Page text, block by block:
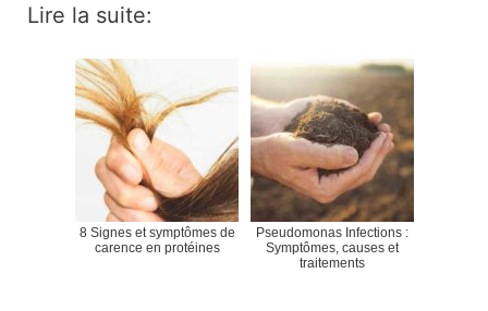
Lire la suite:
8 Signes et symptômes de
carence en protéines
Pseudomonas Infections :
Symptômes, causes et
traitements